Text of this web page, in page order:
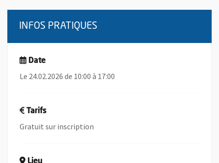
INFOS PRATIQUES
Date
Le 24.02.2026 de 10:00 à 17:00
Tarifs
Gratuit sur inscription